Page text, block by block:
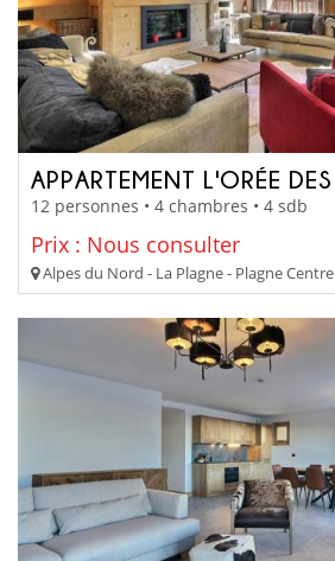
12 personnes • 4 chambres • 4 sdb
Prix : Nous consulter
Alpes du Nord - La Plagne - Plagne Centre